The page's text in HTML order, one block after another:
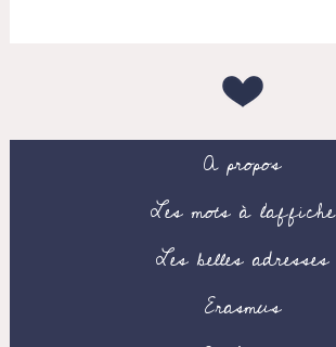
A propos
Les mots à l’affiche
Les belles adresses
Erasmus